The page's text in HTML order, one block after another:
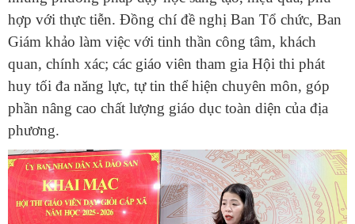
hợp với thực tiễn. Đồng chí đề nghị Ban Tổ chức, Ban
Giám khảo làm việc với tinh thần công tâm, khách
quan, chính xác; các giáo viên tham gia Hội thi phát
huy tối đa năng lực, tự tin thể hiện chuyên môn, góp
phần nâng cao chất lượng giáo dục toàn diện của địa
phương.